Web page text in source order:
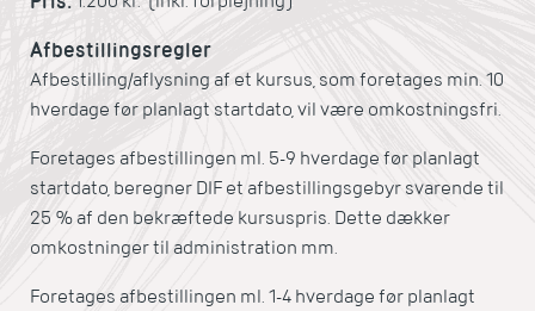
Afbestillingsregler
Afbestilling/aflysning af et kursus, som foretages min. 10
hverdage før planlagt startdato, vil være omkostningsfri.
Foretages afbestillingen ml. 5-9 hverdage før planlagt
startdato, beregner DIF et afbestillingsgebyr svarende til
25 % af den bekræftede kursuspris. Dette dækker
omkostninger til administration mm.
Foretages afbestillingen ml. 1-4 hverdage før planlagt